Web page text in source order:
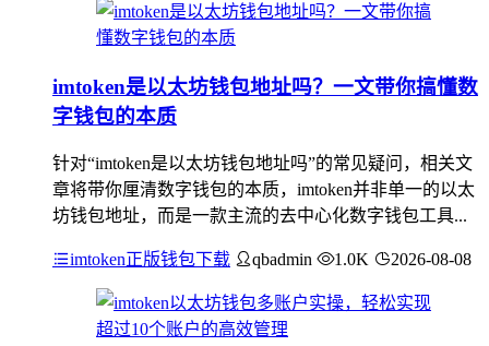
imtoken是以太坊钱包地址吗？一文带你搞懂数
字钱包的本质
针对“imtoken是以太坊钱包地址吗”的常见疑问，相关文
章将带你厘清数字钱包的本质，imtoken并非单一的以太
坊钱包地址，而是一款主流的去中心化数字钱包工具...
imtoken正版钱包下载 qbadmin 1.0K 2026-08-08